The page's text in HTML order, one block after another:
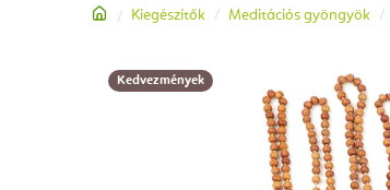
Kezdőlap
Kiegészítők Meditációs gyöngyök
Kedvezmények